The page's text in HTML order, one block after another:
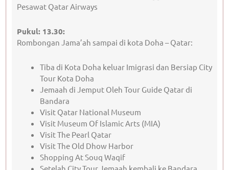
Pesawat Qatar Airways
Pukul: 13.30:
Rombongan Jama’ah sampai di kota Doha – Qatar:
Tiba di Kota Doha keluar Imigrasi dan Bersiap City
Tour Kota Doha
Jemaah di Jemput Oleh Tour Guide Qatar di
Bandara
Visit Qatar National Museum
Visit Museum Of Islamic Arts (MIA)
Visit The Pearl Qatar
Visit The Old Dhow Harbor
Shopping At Souq Waqif